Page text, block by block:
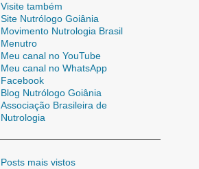
Visite também
Site Nutrólogo Goiânia
Movimento Nutrologia Brasil
Menutro
Meu canal no YouTube
Meu canal no WhatsApp
Facebook
Blog Nutrólogo Goiânia
Associação Brasileira de
Nutrologia
Posts mais vistos